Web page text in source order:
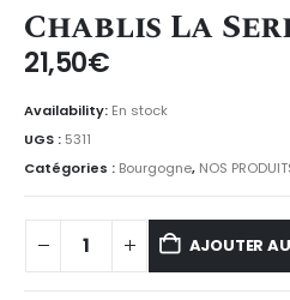
Chablis La
21,50€
Availability: En stock
UGS : 5311
Catégories : Bourgogne, NOS
AJOUTER